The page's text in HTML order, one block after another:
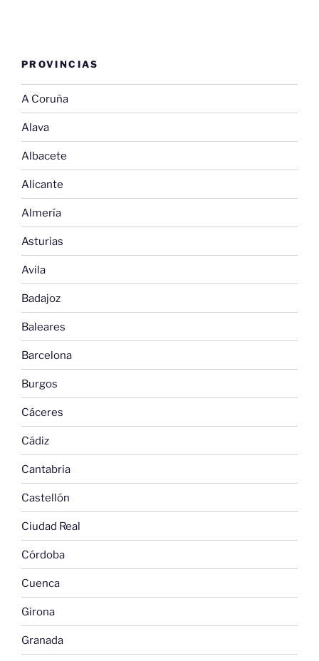
PROVINCIAS
A Coruña
Alava
Albacete
Alicante
Almería
Asturias
Avila
Badajoz
Baleares
Barcelona
Burgos
Cáceres
Cádiz
Cantabria
Castellón
Ciudad Real
Córdoba
Cuenca
Girona
Granada